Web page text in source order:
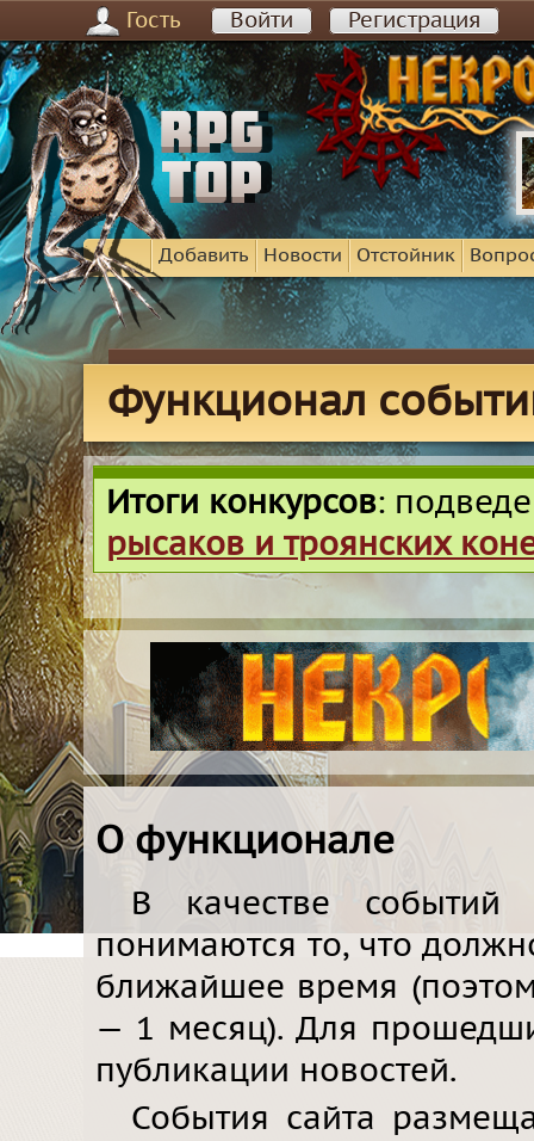
Гость Войти Регистрация
Добавить Новости Отстойник
Функционал
Итоги конкурсов:
рысаков и троянских
О функционале
В качестве
понимаются то, что
ближайшее время
— 1 месяц). Для
публикации новостей.
События сайта